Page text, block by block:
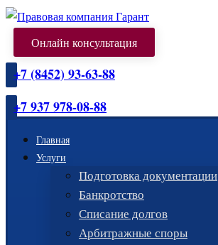
Онлайн консультация
+7 (8452) 93-63-88
+7 937 978-08-88
Главная
Услуги
Подготовка документации
Банкротство
Списание долгов
Арбитражные споры